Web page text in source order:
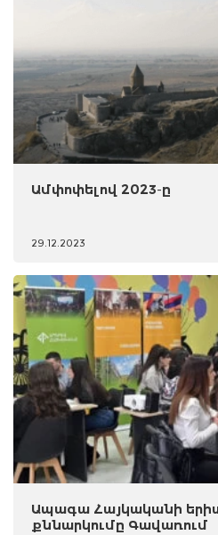
Ամփոփելով 2023-ը
29.12.2023
Ապագա Հայկականի
քննարկումը Գավառում